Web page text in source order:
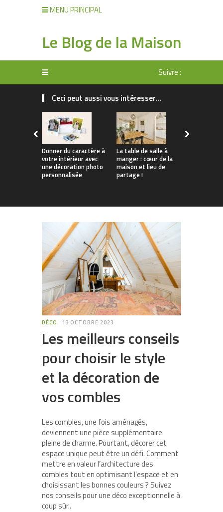
MENU PRINCIPAL
Le Blog de la Maison
Suivre :
Ceci peut aussi vous intéresser...
Donner du caractère à
votre intérieur avec
une décoration photo
personnalisée
La table de salle à
manger : cœur de la
maison et lieu de
partage !
DÉCO 13 OCTOBRE 2023
Les meilleurs conseils
pour choisir le style
et la décoration de
vos combles
Les combles, une fois aménagés,
deviennent une pièce supplémentaire
pleine de charme. Pourtant, décorer cet
espace unique peut être un défi. Comment
mettre en valeur l’architecture des
combles tout en optimisant l’espace et en
choisissant les bonnes couleurs ? Suivez
nos conseils pour une déco exceptionnelle à
coup sûr..